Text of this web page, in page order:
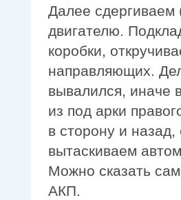
Далее сдергиваем
двигателю.
коробки,
направляющих.
вывалился, иначе
из под арки
в сторону и
вытаскиваем
Можно сказать
АКП.